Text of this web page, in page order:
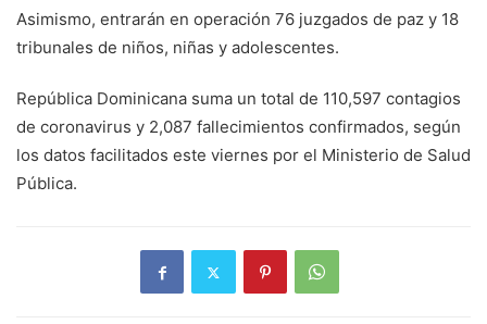
Asimismo, entrarán en operación 76 juzgados de paz y 18
tribunales de niños, niñas y adolescentes.
República Dominicana suma un total de 110,597 contagios
de coronavirus y 2,087 fallecimientos confirmados, según
los datos facilitados este viernes por el Ministerio de Salud
Pública.